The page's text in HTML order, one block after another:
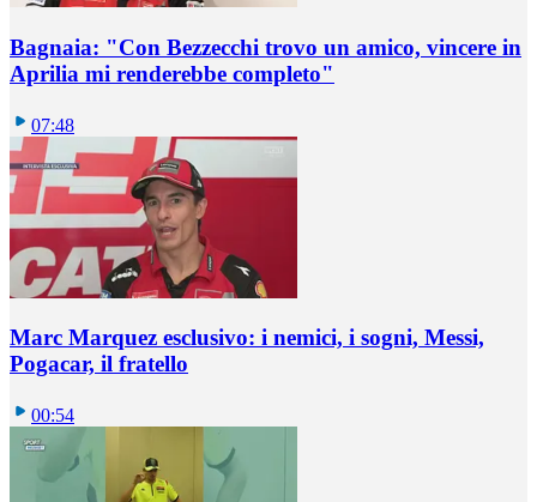
Bagnaia: "Con Bezzecchi trovo un amico, vincere in
Aprilia mi renderebbe completo"
07:48
Marc Marquez esclusivo: i nemici, i sogni, Messi,
Pogacar, il fratello
00:54